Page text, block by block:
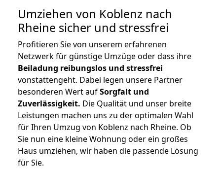
Umziehen von Koblenz nach
Rheine sicher und stressfrei
Profitieren Sie von unserem erfahrenen
Netzwerk für günstige Umzüge oder dass ihre
Beiladung reibungslos und stressfrei
vonstattengeht. Dabei legen unsere Partner
besonderen Wert aufSorgfalt und
Zuverlässigkeit. Die Qualität und unser breite
Leistungen machen uns zu der optimalen Wahl
für Ihren Umzug von Koblenz nach Rheine. Ob
Sie nun eine kleine Wohnung oder ein großes
Haus umziehen, wir haben die passende Lösung
für Sie.